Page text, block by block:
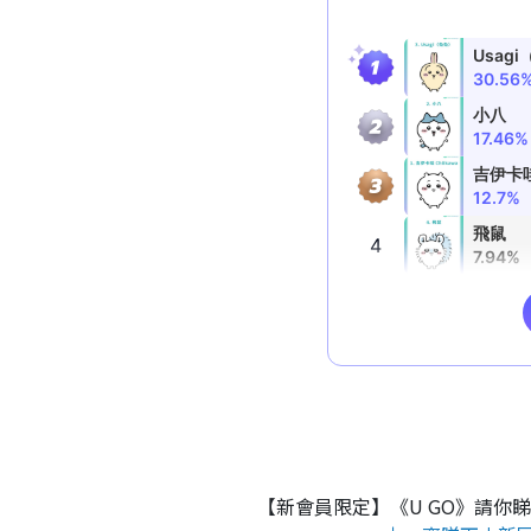
【新會員限定】《U GO》請